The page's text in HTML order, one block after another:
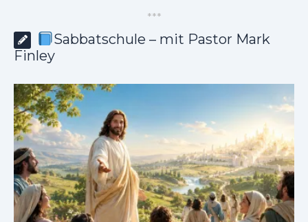
***
Sabbatschule – mit Pastor Mark
Finley